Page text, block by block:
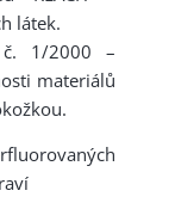
látek.
č. 1/2000 –
materiálů